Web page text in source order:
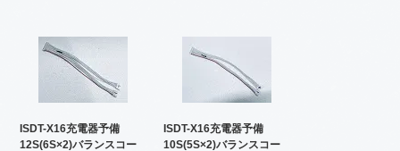
ISDT-X16充電器予備
12S(6S×2)バランスコー
ISDT-X16充電器予備
10S(5S×2)バランスコー